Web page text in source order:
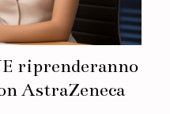
riprenderanno
AstraZeneca